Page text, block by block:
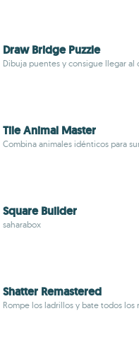
Draw Bridge Puzzle
Dibuja puentes y consigue llegar al
Tile Animal Master
Combina animales idénticos para
Square Builder
saharabox
Shatter Remastered
Rompe los ladrillos y bate todos los